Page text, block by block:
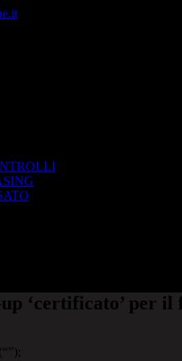
‘certificato’ per il